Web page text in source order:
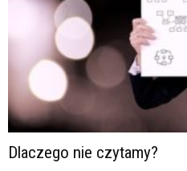
Dlaczego nie czytamy?